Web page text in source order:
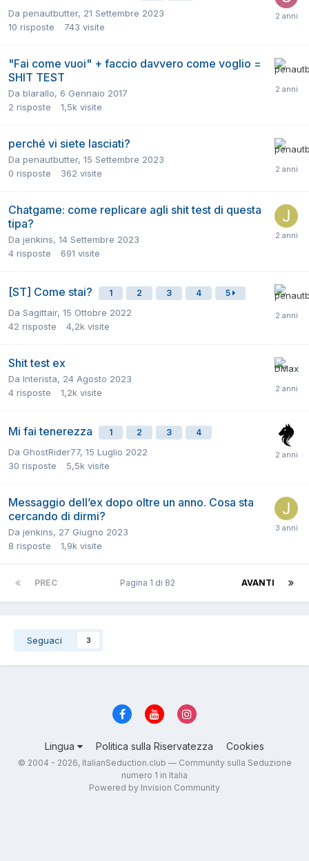
Da penautbutter, 21 Settembre 2023
10 risposte 743 visite
"Fai come vuoi" + faccio davvero come voglio =
SHIT TEST
Da blarallo, 6 Gennaio 2017
2 risposte 1,5k visite
perché vi siete lasciati?
Da penautbutter, 15 Settembre 2023
0 risposte 362 visite
Chatgame: come replicare agli shit test di questa
tipa?
Da jenkins, 14 Settembre 2023
4 risposte 691 visite
[ST] Come stai? 1 2 3 4 5
Da Sagittair, 15 Ottobre 2022
42 risposte 4,2k visite
Shit test ex
Da Interista, 24 Agosto 2023
4 risposte 1,2k visite
Mi fai tenerezza 1 2 3 4
Da GhostRider77, 15 Luglio 2022
30 risposte 5,5k visite
Messaggio dell’ex dopo oltre un anno. Cosa sta
cercando di dirmi?
Da jenkins, 27 Giugno 2023
8 risposte 1,9k visite
PREC AVANTI
Pagina 1 di 82
Seguaci 3
Lingua Politica sulla Riservatezza Cookies
© 2004 - 2026, ItalianSeduction.club — Community sulla Seduzione
numero 1 in Italia
Powered by Invision Community